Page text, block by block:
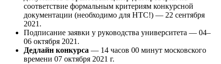
соответствие формальным критериям конкурсной
документации (необходимо для НТС!) — 22 сентября
2021.
Подписание заявки у руководства университета — 04–
06 октября 2021.
Дедлайн конкурса — 14 часов 00 минут московского
времени 07 октября 2021 г.